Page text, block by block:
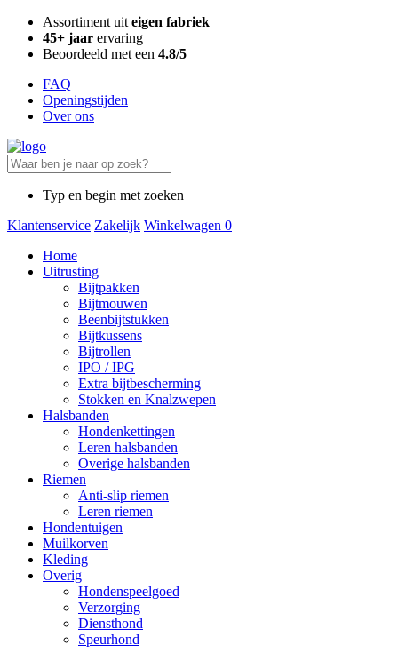
Assortiment uit eigen fabriek
45+ jaar ervaring
Beoordeeld met een 4.8/5
FAQ
Openingstijden
Over ons
Typ en begin met zoeken
Klantenservice Zakelijk Winkelwagen 0
Home
Uitrusting
Bijtpakken
Bijtmouwen
Beenbijtstukken
Bijtkussens
Bijtrollen
IPO / IPG
Extra bijtbescherming
Stokken en Knalzwepen
Halsbanden
Hondenkettingen
Leren halsbanden
Overige halsbanden
Riemen
Anti-slip riemen
Leren riemen
Hondentuigen
Muilkorven
Kleding
Overig
Hondenspeelgoed
Verzorging
Diensthond
Speurhond